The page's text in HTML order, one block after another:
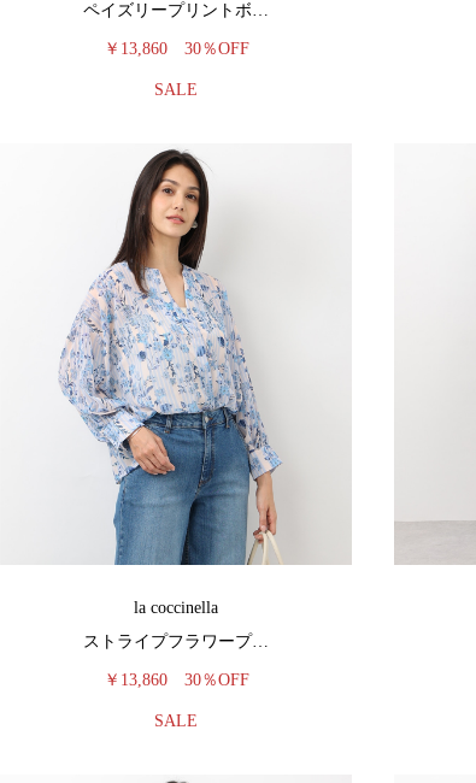
ペイズリープリントボ…
￥13,860 30％OFF
SALE
la coccinella
ストライプフラワープ…
￥13,860 30％OFF
SALE